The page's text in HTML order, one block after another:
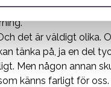
några veckor,
det är väldigt olika.
tänka på, ja en del
Men någon annan
känns farligt för